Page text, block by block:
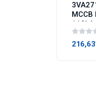
110kA